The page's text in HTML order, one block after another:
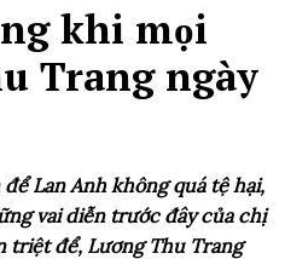
khi mọi
Trang ngày
Lan Anh không quá tệ hại,
vai diễn trước đây của chị
triệt để, Lương Thu Trang